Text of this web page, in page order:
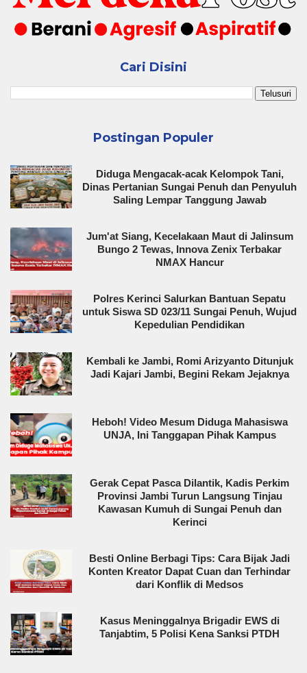
Cari Disini
Postingan Populer
Diduga Mengacak-acak Kelompok Tani,
Dinas Pertanian Sungai Penuh dan Penyuluh
Saling Lempar Tanggung Jawab
Jum'at Siang, Kecelakaan Maut di Jalinsum
Bungo 2 Tewas, Innova Zenix Terbakar
NMAX Hancur
Polres Kerinci Salurkan Bantuan Sepatu
untuk Siswa SD 023/11 Sungai Penuh, Wujud
Kepedulian Pendidikan
Kembali ke Jambi, Romi Arizyanto Ditunjuk
Jadi Kajari Jambi, Begini Rekam Jejaknya
Heboh! Video Mesum Diduga Mahasiswa
UNJA, Ini Tanggapan Pihak Kampus
Gerak Cepat Pasca Dilantik, Kadis Perkim
Provinsi Jambi Turun Langsung Tinjau
Kawasan Kumuh di Sungai Penuh dan
Kerinci
Besti Online Berbagi Tips: Cara Bijak Jadi
Konten Kreator Dapat Cuan dan Terhindar
dari Konflik di Medsos
Kasus Meninggalnya Brigadir EWS di
Tanjabtim, 5 Polisi Kena Sanksi PTDH